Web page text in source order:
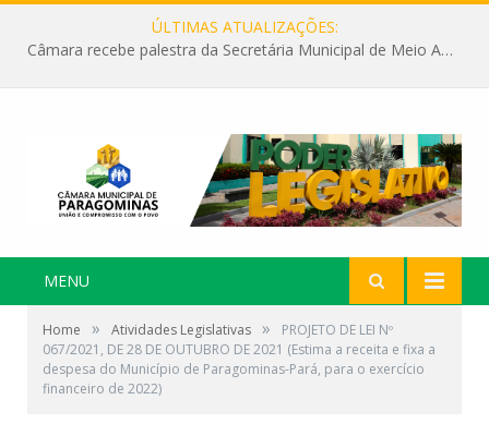
ÚLTIMAS ATUALIZAÇÕES:
Câmara recebe palestra da Secretária Municipal de Meio Ambiente sobre as ações da “SEMANA DO MEIO AMBIENTE”
MENU
Home » Atividades Legislativas »
PROJETO DE LEI Nº
067/2021, DE 28 DE OUTUBRO DE 2021 (Estima a receita e fixa a
despesa do Município de Paragominas-Pará, para o exercício
financeiro de 2022)